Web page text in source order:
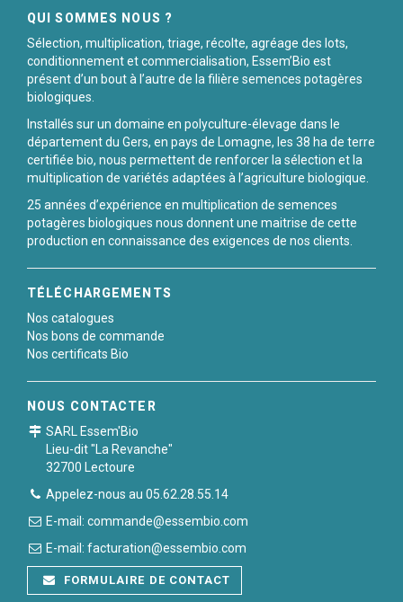
QUI SOMMES NOUS ?
Sélection, multiplication, triage, récolte, agréage des lots,
conditionnement et commercialisation, Essem’Bio est
présent d’un bout à l’autre de la filière semences potagères
biologiques.
Installés sur un domaine en polyculture-élevage dans le
département du Gers, en pays de Lomagne, les 38 ha de terre
certifiée bio, nous permettent de renforcer la sélection et la
multiplication de variétés adaptées à l’agriculture biologique.
25 années d’expérience en multiplication de semences
potagères biologiques nous donnent une maitrise de cette
production en connaissance des exigences de nos clients.
TÉLÉCHARGEMENTS
Nos catalogues
Nos bons de commande
Nos certificats Bio
NOUS CONTACTER
SARL Essem'Bio
Lieu-dit "La Revanche"
32700 Lectoure
Appelez-nous au 05.62.28.55.14
E-mail: commande@essembio.com
E-mail: facturation@essembio.com
FORMULAIRE DE CONTACT